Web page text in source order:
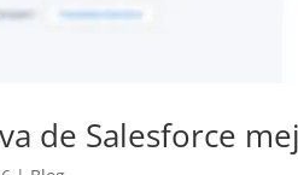
de Salesforce